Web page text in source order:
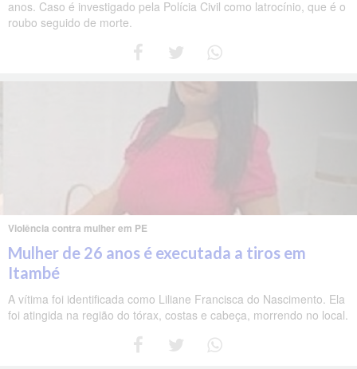
anos. Caso é investigado pela Polícia Civil como latrocínio, que é o
roubo seguido de morte.
Violência contra mulher em PE
Mulher de 26 anos é executada a tiros em
Itambé
A vítima foi identificada como Liliane Francisca do Nascimento. Ela
foi atingida na região do tórax, costas e cabeça, morrendo no local.